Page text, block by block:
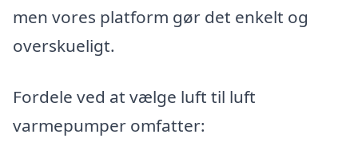
men vores platform gør det enkelt og
overskueligt.
Fordele ved at vælge luft til luft
varmepumper omfatter: